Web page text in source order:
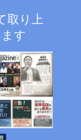
取り上
す